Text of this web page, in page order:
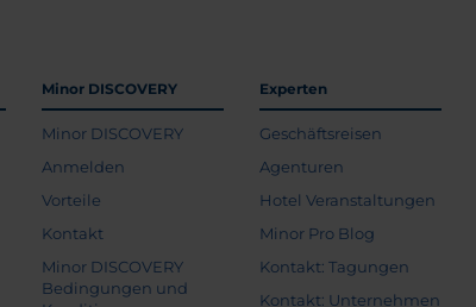
Minor DISCOVERY
Minor DISCOVERY
Anmelden
Vorteile
Kontakt
Minor DISCOVERY
Bedingungen und
Experten
Geschäftsreisen
Agenturen
Hotel Veranstaltungen
Minor Pro Blog
Kontakt: Tagungen
Kontakt: Unternehmen